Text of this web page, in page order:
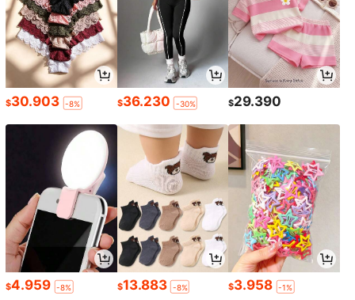
$30.903 -8% $36.230 -30% $29.390
$4.959 -8% $13.883 -8% $3.958 -1%